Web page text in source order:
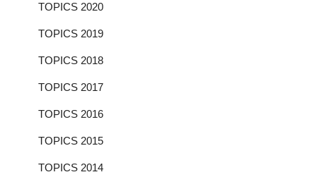
TOPICS 2020
TOPICS 2019
TOPICS 2018
TOPICS 2017
TOPICS 2016
TOPICS 2015
TOPICS 2014